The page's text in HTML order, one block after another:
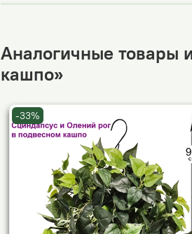
Аналогичные товары
кашпо»
-33%